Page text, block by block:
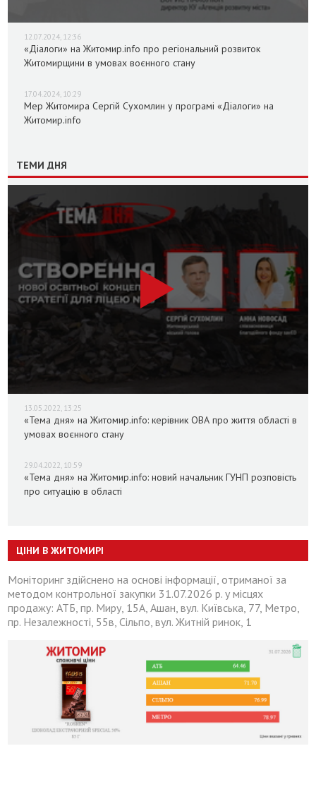
12.07.2024, 12:36
«Діалоги» на Житомир.info про регіональний розвиток
Житомирщини в умовах воєнного стану
17.04.2024, 10:29
Мер Житомира Сергій Сухомлин у програмі «Діалоги» на
Житомир.info
ТЕМИ ДНЯ
13.05.2022, 13:25
«Тема дня» на Житомир.info: керівник ОВА про життя області в
умовах воєнного стану
29.04.2022, 10:59
«Тема дня» на Житомир.info: новий начальник ГУНП розповість
про ситуацію в області
ЦІНИ В ЖИТОМИРІ
Моніторинг здійснено на основі інформації, отриманої за
методом контрольної закупки 31.07.2026 р. у місцях
продажу: АТБ, пр. Миру, 15А, Ашан, вул. Київська, 77, Метро,
пр. Незалежності, 55в, Сільпо, вул. Житній ринок, 1